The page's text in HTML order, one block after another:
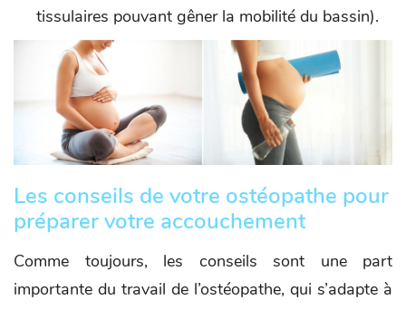
tissulaires pouvant gêner la mobilité du bassin).
Les conseils de votre ostéopathe pour
préparer votre accouchement
Comme toujours, les conseils sont une part
importante du travail de l’ostéopathe, qui s’adapte à